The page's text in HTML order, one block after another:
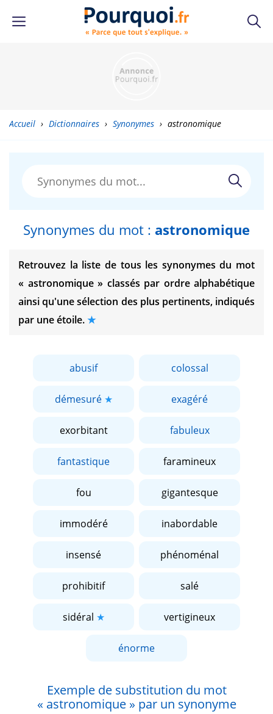
Accueil › Dictionnaires › Synonymes › astronomique
Synonymes du mot : astronomique
Retrouvez la liste de tous les synonymes du mot
« astronomique » classés par ordre alphabétique
ainsi qu'une sélection des plus pertinents, indiqués
par une étoile.
abusif colossal
démesuré exagéré
exorbitant fabuleux
fantastique faramineux
fou gigantesque
immodéré inabordable
insensé phénoménal
prohibitif salé
sidéral vertigineux
énorme
Exemple de substitution du mot
« astronomique » par un synonyme